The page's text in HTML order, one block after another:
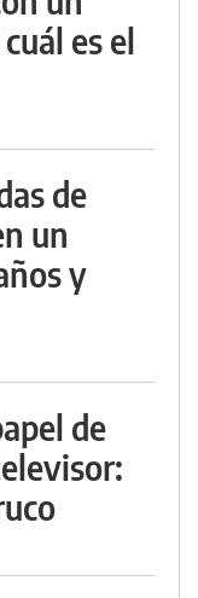
es el
de
un
y
de